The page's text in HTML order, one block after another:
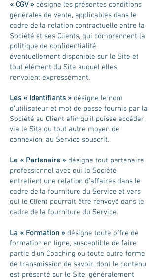
« CGV » désigne les présentes conditions
générales de vente, applicables dans le
cadre de la relation contractuelle entre la
Société et ses Clients, qui comprennent la
politique de confidentialité
éventuellement disponible sur le Site et
tout élément du Site auquel elles
renvoient expressément.
Les « Identifiants » désigne le nom
d’utilisateur et mot de passe fournis par la
Société au Client afin qu’il puisse accéder,
via le Site ou tout autre moyen de
connexion, au Service souscrit.
Le « Partenaire » désigne tout partenaire
professionnel avec qui la Société
entretient une relation d’affaires dans le
cadre de la fourniture du Service et vers
qui le Client pourrait être renvoyé dans le
cadre de la fourniture du Service.
La « Formation » désigne toute offre de
formation en ligne, susceptible de faire
partie d'un Coaching ou toute autre forme
de transmission de savoir, dont le contenu
est présenté sur le Site, généralement